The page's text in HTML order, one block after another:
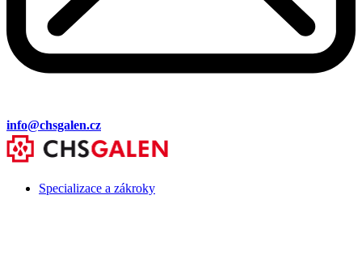
info@chsgalen.cz
Specializace a zákroky